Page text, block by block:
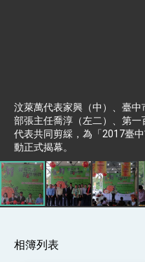
外交部長林佳
會」訪問團一
臺美經貿談判
成「臺美對等
利戰略地位 全
外交部與數位
位實力，達成
汶萊萬代表家興（中）、臺
部張主任喬淳（左二）、第
代表共同剪綵，為「2017臺
動正式揭幕。
相簿列表